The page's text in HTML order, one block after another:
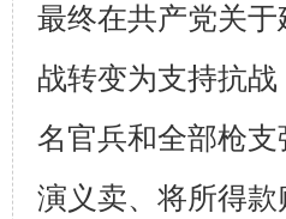
最终在共产党关
战转变为支持抗
名官兵和全部枪
演义卖、将所得